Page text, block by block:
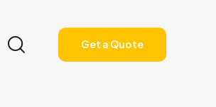
Get a Quote